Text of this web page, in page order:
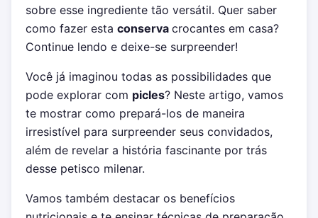
sobre esse ingrediente tão versátil. Quer saber
como fazer esta conserva crocantes em casa?
Continue lendo e deixe-se surpreender!
Você já imaginou todas as possibilidades que
pode explorar com picles? Neste artigo, vamos
te mostrar como prepará-los de maneira
irresistível para surpreender seus convidados,
além de revelar a história fascinante por trás
desse petisco milenar.
Vamos também destacar os benefícios